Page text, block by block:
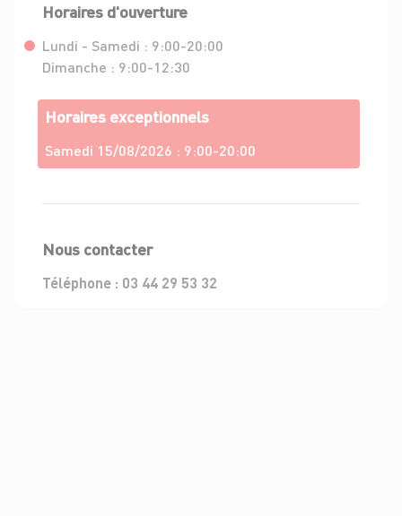
Horaires d'ouverture
Lundi - Samedi : 9:00-20:00
Dimanche : 9:00-12:30
Horaires exceptionnels
Samedi 15/08/2026 : 9:00-20:00
Nous contacter
Téléphone : 03 44 29 53 32